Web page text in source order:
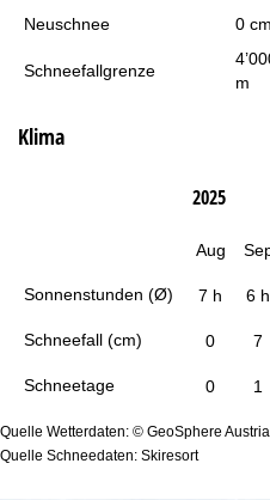
Neuschnee
0 cm
Schneefallgrenze
m
Klima
Sonnenstunden (Ø)
Schneefall (cm)
Schneetage
2025
Aug
7 h 6 h
0 7
0 1
Quelle Wetterdaten: © GeoSphere Austria
Quelle Schneedaten: Skiresort